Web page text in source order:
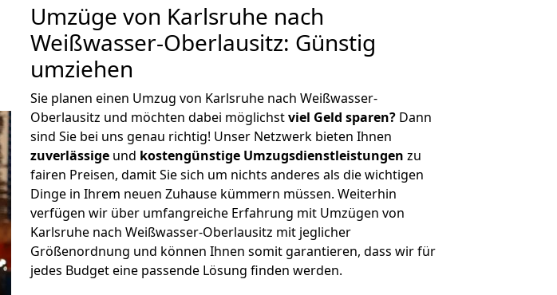
Umzüge von Karlsruhe nach
Weißwasser-Oberlausitz: Günstig
umziehen
Sie planen einen Umzug von Karlsruhe nach Weißwasser-
Oberlausitz und möchten dabei möglichstviel Geld sparen? Dann
sind Sie bei uns genau richtig! Unser Netzwerk bieten Ihnen
zuverlässige und kostengünstige Umzugsdienstleistungen zu
fairen Preisen, damit Sie sich um nichts anderes als die wichtigen
Dinge in Ihrem neuen Zuhause kümmern müssen. Weiterhin
verfügen wir über umfangreiche Erfahrung mit Umzügen von
Karlsruhe nach Weißwasser-Oberlausitz mit jeglicher
Größenordnung und können Ihnen somit garantieren, dass wir für
jedes Budget eine passende Lösung finden werden.